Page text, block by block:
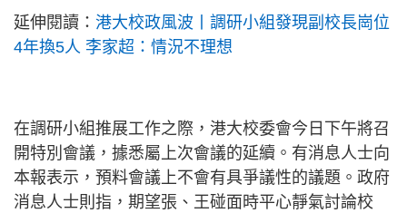
延伸閱讀： 港大校政風波丨調研小組發現副校長崗位
4年換5人 李家超：情況不理想
在調研小組推展工作之際，港大校委會今日下午將召
開特別會議，據悉屬上次會議的延續。有消息人士向
本報表示，預料會議上不會有具爭議性的議題。政府
消息人士則指，期望張、王碰面時平心靜氣討論校